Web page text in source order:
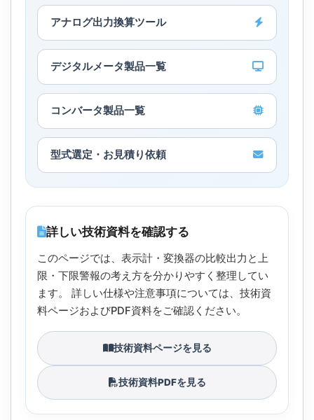
アナログ出力換算ツール
デジタルメータ製品一覧
コンバータ製品一覧
型式選定・お見積り依頼
詳しい技術資料を確認する
このページでは、表示計・変換器の比較出力と上
限・下限警報の考え方を分かりやすく整理してい
ます。 詳しい仕様や注意事項については、技術資
料ページおよびPDF資料をご確認ください。
技術資料ページを見る
技術資料PDFを見る